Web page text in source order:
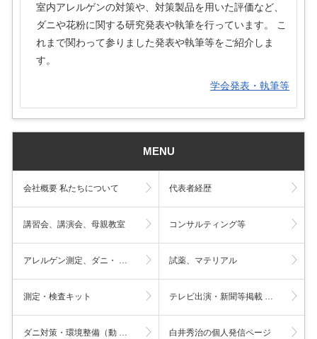
室内アレルゲンの対策や、対策製品を用いた評価など、
ダニや花粉に関する研究発表や執筆を行っています。 こ
れまで関わって参りました発表や執筆等をご紹介しま
す。
学会発表・執筆等
MENU
会社概要 私たちについて 代表者経歴
講習会、講演会、母親教室 コンサルティング等
アレルゲン測定、ダニ・ … 試薬、マテリアル
測定・検査キット テレビ出演・新聞等掲載 …
ダニ対策・環境整備（動 … 白井秀治の個人発信ページ